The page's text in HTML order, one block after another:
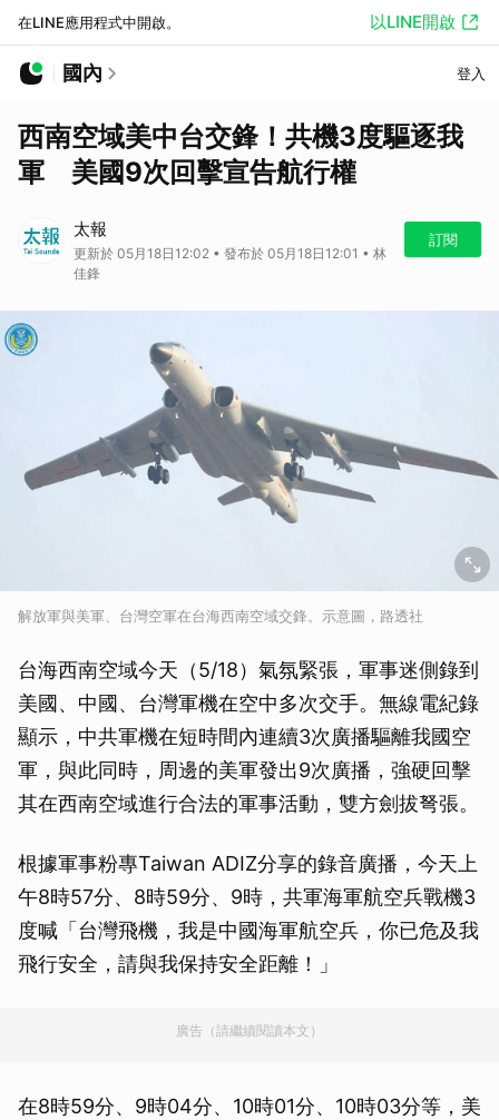
在LINE應用程式中開啟。 以LINE開啟
國內 登入
西南空域美中台交鋒！共機3度驅逐我
軍 美國9次回擊宣告航行權
太報
更新於 05月18日12:02 • 發布於 05月18日12:01 • 林
佳鋒
訂閱
解放軍與美軍、台灣空軍在台海西南空域交鋒。示意圖，路透社
台海西南空域今天（5/18）氣氛緊張，軍事迷側錄到
美國、中國、台灣軍機在空中多次交手。無線電紀錄
顯示，中共軍機在短時間內連續3次廣播驅離我國空
軍，與此同時，周邊的美軍發出9次廣播，強硬回擊
其在西南空域進行合法的軍事活動，雙方劍拔弩張。
根據軍事粉專Taiwan ADIZ分享的錄音廣播，今天上
午8時57分、8時59分、9時，共軍海軍航空兵戰機3
度喊「台灣飛機，我是中國海軍航空兵，你已危及我
飛行安全，請與我保持安全距離！」
廣告（請繼續閱讀本文）
在8時59分、9時04分、10時01分、10時03分等，美